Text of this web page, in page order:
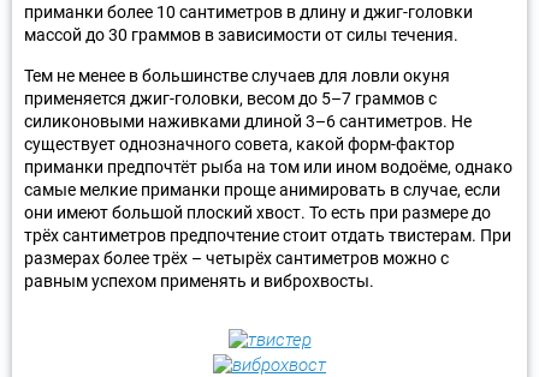
приманки более 10 сантиметров в длину и джиг-головки
массой до 30 граммов в зависимости от силы течения.
Тем не менее в большинстве случаев для ловли окуня
применяется джиг-головки, весом до 5–7 граммов с
силиконовыми наживками длиной 3–6 сантиметров. Не
существует однозначного совета, какой форм-фактор
приманки предпочтёт рыба на том или ином водоёме, однако
самые мелкие приманки проще анимировать в случае, если
они имеют большой плоский хвост. То есть при размере до
трёх сантиметров предпочтение стоит отдать твистерам. При
размерах более трёх – четырёх сантиметров можно с
равным успехом применять и виброхвосты.